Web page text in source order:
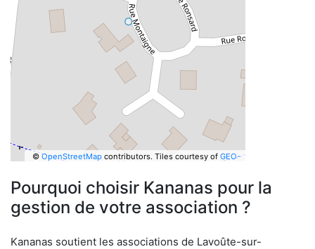
©OpenStreetMapcontributors. Tiles courtesy of GEO-
Pourquoi choisir Kananas pour la
gestion de votre association ?
Kananas soutient les associations de Lavoûte-sur-